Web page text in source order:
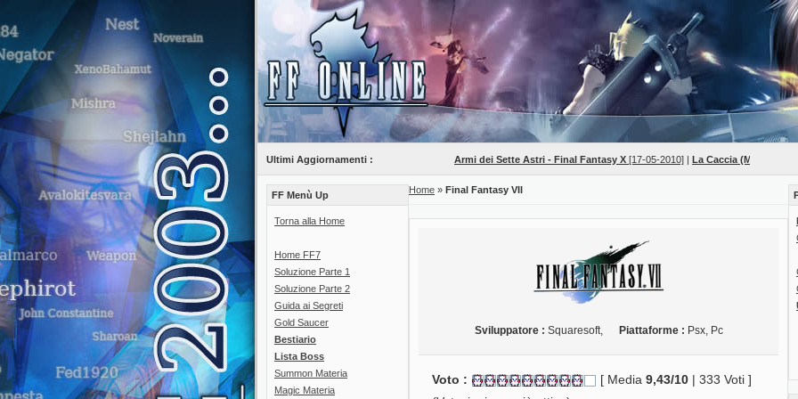
Ultimi Aggiornamenti : Armi dei Sette Astri - Final Fantasy X[17-05-2010]|La Caccia (Mob Hunts) -
FF Menù Up
Torna alla Home
Home FF7
Soluzione Parte 1
Soluzione Parte 2
Guida ai Segreti
Gold Saucer
Bestiario
Lista Boss
Summon Materia
Magic Materia
Home » Final Fantasy VII
Sviluppatore : Squaresoft, Piattaforme : Psx, Pc
Voto : [ Media 9,43/10 | 333 Voti ]